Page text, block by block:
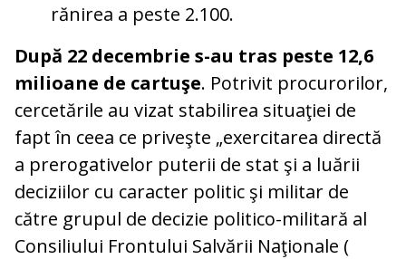
rănirea a peste 2.100.
După 22 decembrie s-au tras peste 12,6
milioane de cartuşe. Potrivit procurorilor,
cercetările au vizat stabilirea situaţiei de
fapt în ceea ce priveşte „exercitarea directă
a prerogativelor puterii de stat şi a luării
deciziilor cu caracter politic şi militar de
către grupul de decizie politico-militară al
Consiliului Frontului Salvării Naţionale (